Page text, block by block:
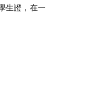
生證，在一